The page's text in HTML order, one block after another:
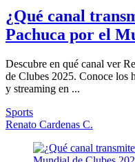
¿Qué canal
Pachuca por el
Descubre en qué canal ver
de Clubes 2025. Conoce los
y streaming en ...
Sports
Renato Cardenas C.